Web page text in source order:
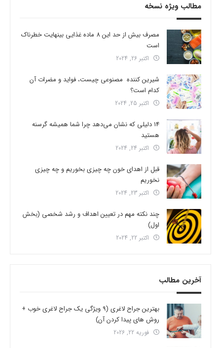
مطالب ویژه نسخه
مصرف بیش از حد این 8 ماده غذایی بینهایت خطرناک
است
اکتبر 26, 2024
شیرین کننده مصنوعی چیست، فواید و مضرات آن
کدام است؟
اکتبر 25, 2024
14 دلیلی که نشان می‌دهد چرا شما همیشه گرسنه
هستید
اکتبر 24, 2024
قبل از اهدای خون چه چیزی بخوریم و چه چیزی
نخوریم
اکتبر 23, 2024
چند نکته مهم در تعیین اهداف و رشد شخصی (بخش
اول)
اکتبر 22, 2024
آخرین مطالب
بهترین جراح لاغری (9 ویژگی یک جراح لاغری خوب +
روش های پیدا کردن آن)
فوریه 22, 2026